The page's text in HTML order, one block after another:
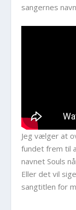
sangernes
Jeg vælger at
fundet frem til
navnet Souls
Eller det vil
sangtitlen for